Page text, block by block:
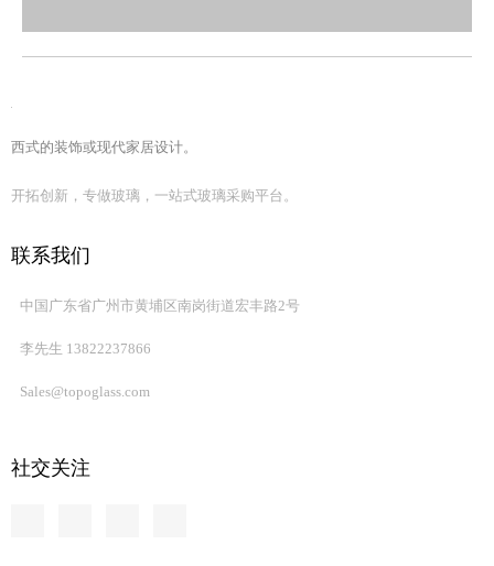
这是我们同事之间一个良好的旅行
江三角洲，详细地址为中国广东省广州市黄埔东路1658号。我们
西式的装饰或现代家居设计。
开拓创新，专做玻璃，一站式玻璃采购平台。
联系我们
中国广东省广州市黄埔区南岗街道宏丰路2号
李先生 13822237866
Sales@topoglass.com
社交关注